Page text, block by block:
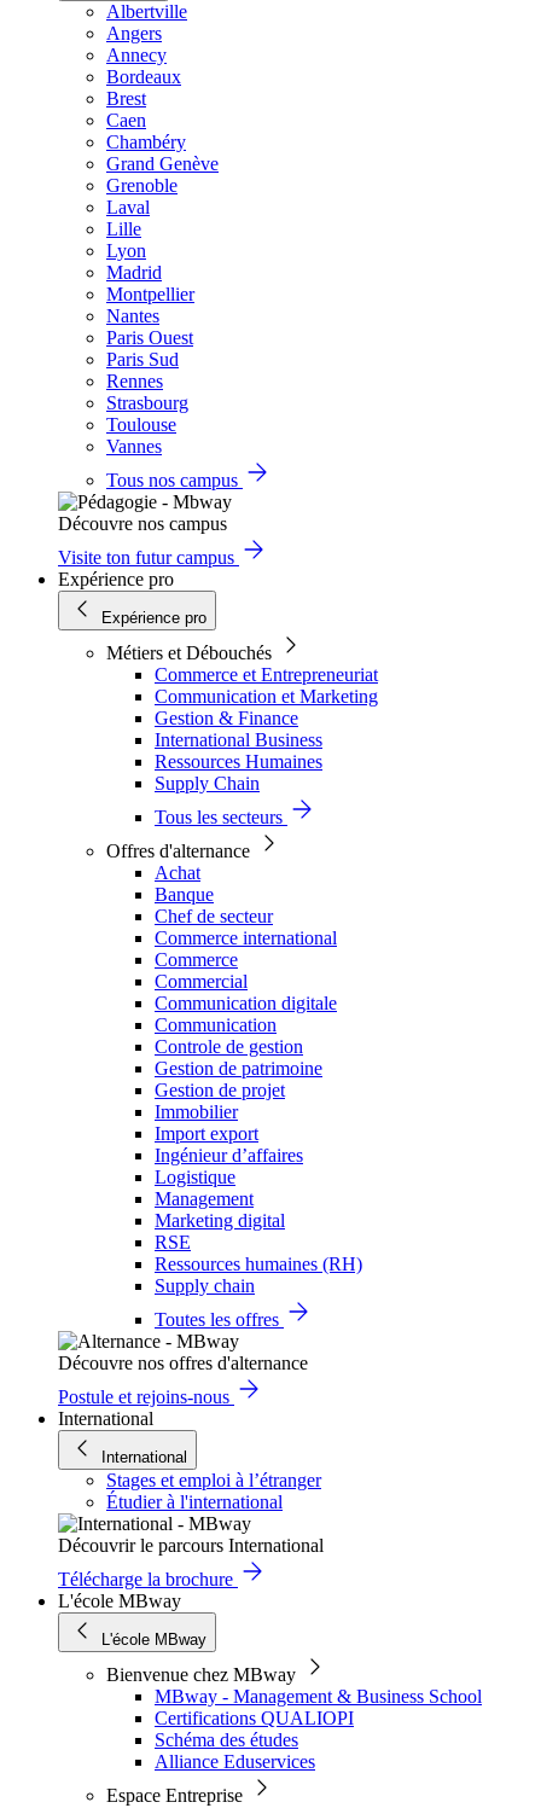
Albertville
Angers
Annecy
Bordeaux
Brest
Caen
Chambéry
Grand Genève
Grenoble
Laval
Lille
Lyon
Madrid
Montpellier
Nantes
Paris Ouest
Paris Sud
Rennes
Strasbourg
Toulouse
Vannes
Tous nos campus
Découvre nos campus
Visite ton futur campus
Expérience pro
Expérience pro
Métiers et Débouchés
Commerce et Entrepreneuriat
Communication et Marketing
Gestion & Finance
International Business
Ressources Humaines
Supply Chain
Tous les secteurs
Offres d'alternance
Achat
Banque
Chef de secteur
Commerce international
Commerce
Commercial
Communication digitale
Communication
Controle de gestion
Gestion de patrimoine
Gestion de projet
Immobilier
Import export
Ingénieur d’affaires
Logistique
Management
Marketing digital
RSE
Ressources humaines (RH)
Supply chain
Toutes les offres
Découvre nos offres d'alternance
Postule et rejoins-nous
International
International
Stages et emploi à l’étranger
Étudier à l'international
Découvrir le parcours International
Télécharge la brochure
L'école MBway
L'école MBway
Bienvenue chez MBway
MBway - Management & Business School
Certifications QUALIOPI
Schéma des études
Alliance Eduservices
Espace Entreprise